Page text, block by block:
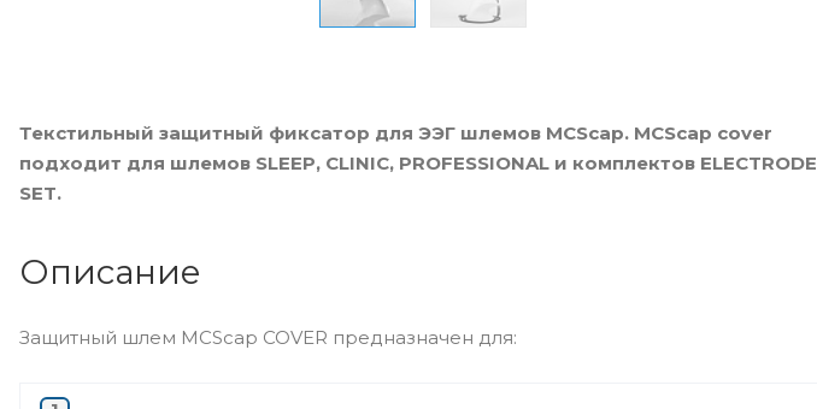
Текстильный защитный фиксатор для ЭЭГ шлемов MCScap. MCScap cover
подходит для шлемов SLEEP, CLINIC, PROFESSIONAL и комплектов ELECTRODE
SET.
Описание
Защитный шлем MCScap COVER предназначен для: